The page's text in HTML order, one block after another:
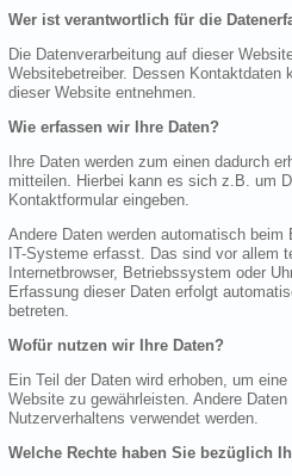
Wer ist verantwortlich für die
Die Datenverarbeitung auf dieser
Websitebetreiber. Dessen Kontaktdaten
dieser Website entnehmen.
Wie erfassen wir Ihre Daten?
Ihre Daten werden zum einen dadurch
mitteilen. Hierbei kann es sich z.B. um
Kontaktformular eingeben.
Andere Daten werden automatisch
IT-Systeme erfasst. Das sind vor allem
Internetbrowser, Betriebssystem oder
Erfassung dieser Daten erfolgt
betreten.
Wofür nutzen wir Ihre Daten?
Ein Teil der Daten wird erhoben, um
Website zu gewährleisten. Andere
Nutzerverhaltens verwendet werden.
Welche Rechte haben Sie bezüglich